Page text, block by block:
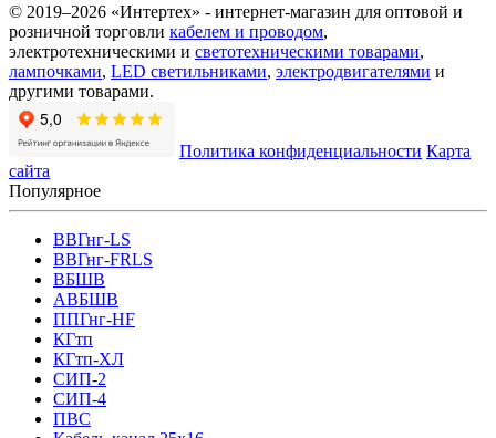
© 2019–2026 «Интертех» - интернет-магазин для оптовой и
розничной торговли кабелем и проводом,
электротехническими и светотехническими товарами,
лампочками, LED светильниками, электродвигателями и
другими товарами.
Политика конфиденциальности Карта
сайта
Популярное
ВВГнг-LS
ВВГнг-FRLS
ВБШВ
АВБШВ
ППГнг-HF
КГтп
КГтп-ХЛ
СИП-2
СИП-4
ПВС